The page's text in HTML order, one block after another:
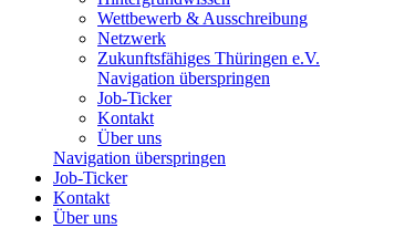
Wettbewerb & Ausschreibung
Netzwerk
Zukunftsfähiges Thüringen e.V.
Navigation überspringen
Job-Ticker
Kontakt
Über uns
Navigation überspringen
Job-Ticker
Kontakt
Über uns